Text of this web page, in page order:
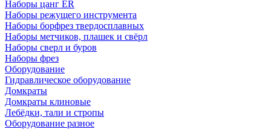
Наборы цанг ER
Наборы режущего инструмента
Наборы борфрез твердосплавных
Наборы метчиков, плашек и свёрл
Наборы сверл и буров
Наборы фрез
Оборудование
Гидравлическое оборудование
Домкраты
Домкраты клиновые
Лебёдки, тали и стропы
Оборудование разное